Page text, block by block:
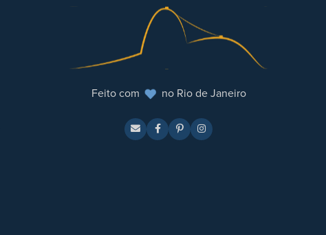
Feito com no Rio de Janeiro